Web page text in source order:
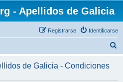
- Apellidos de Galicia
Identificarse
Registrarse
de Galicia - Condiciones